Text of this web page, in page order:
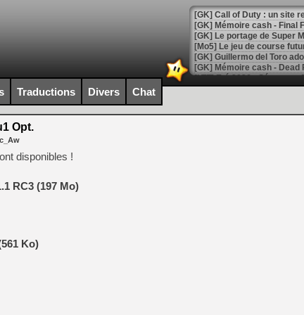
[GK] Le portage de Super
[Mo5] Le jeu de course
[GK] Guillermo del Toro
[LTF] Eté 2026 - Séquence
[GK] Mistfall Hunter :
[GK] Wo Long 2 évolue
[GK] Crossfire : un TPS à
[LS] [PS5] Premiers
[Mo5] DOOM arrive en
[GK] Bethesda fête les 30
[GK] Roblox : l'action en
[GK] Agenda - GeForce
[LS] [PS5] ps5-y2jb-
Traductions Divers Chat
Opt.
disponibles !
RC3 (197 Mo)
Ko)